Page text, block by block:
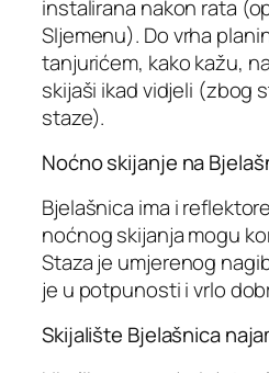
instalirana nakon rata
Sljemenu). Do vrha
tanjurićem, kako kažu,
skijaši ikad vidjeli (zbog
staze).
Noćno skijanje na
Bjelašnica ima i
noćnog skijanja mogu
Staza je umjerenog
je u potpunosti i vrlo
Skijalište Bjelašnica